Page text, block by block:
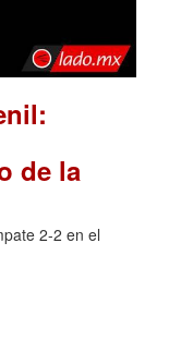
de la
2-2 en el